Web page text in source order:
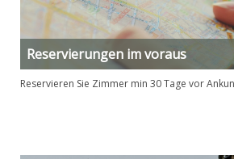
Reservierungen im voraus
Reservieren Sie Zimmer min 30 Tage vor